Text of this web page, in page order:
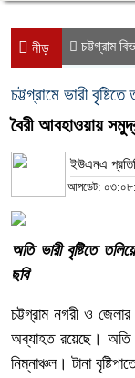
নীড় চট্টগ্রাম
চট্টগ্রামে ভারী
বৈরী আবহাওয়ায়
ইউএনএ
আপডেট:
অতি ভারী বৃষ্টিতে
ছবি
চট্টগ্রাম নগরী ও
অব্যাহত রয়েছে। অতি
নিম্নাঞ্চল। টানা